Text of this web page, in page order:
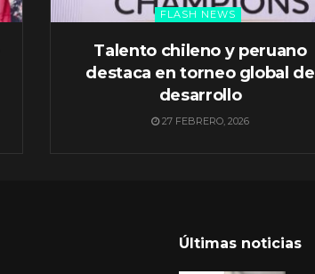
FLASH NEWS
Talento chileno y peruano
destaca en torneo global de
desarrollo
27 FEBRERO, 2026
Últimas noticias